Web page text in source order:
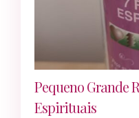
Pequeno Grande
Espirituais